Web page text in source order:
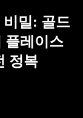
밀: 골드
플레이스
정복